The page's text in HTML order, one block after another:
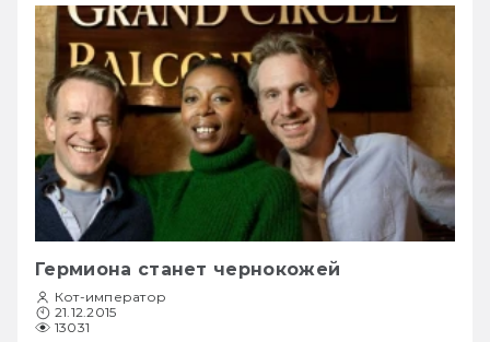
Гермиона станет чернокожей
Кот-император
21.12.2015
13031